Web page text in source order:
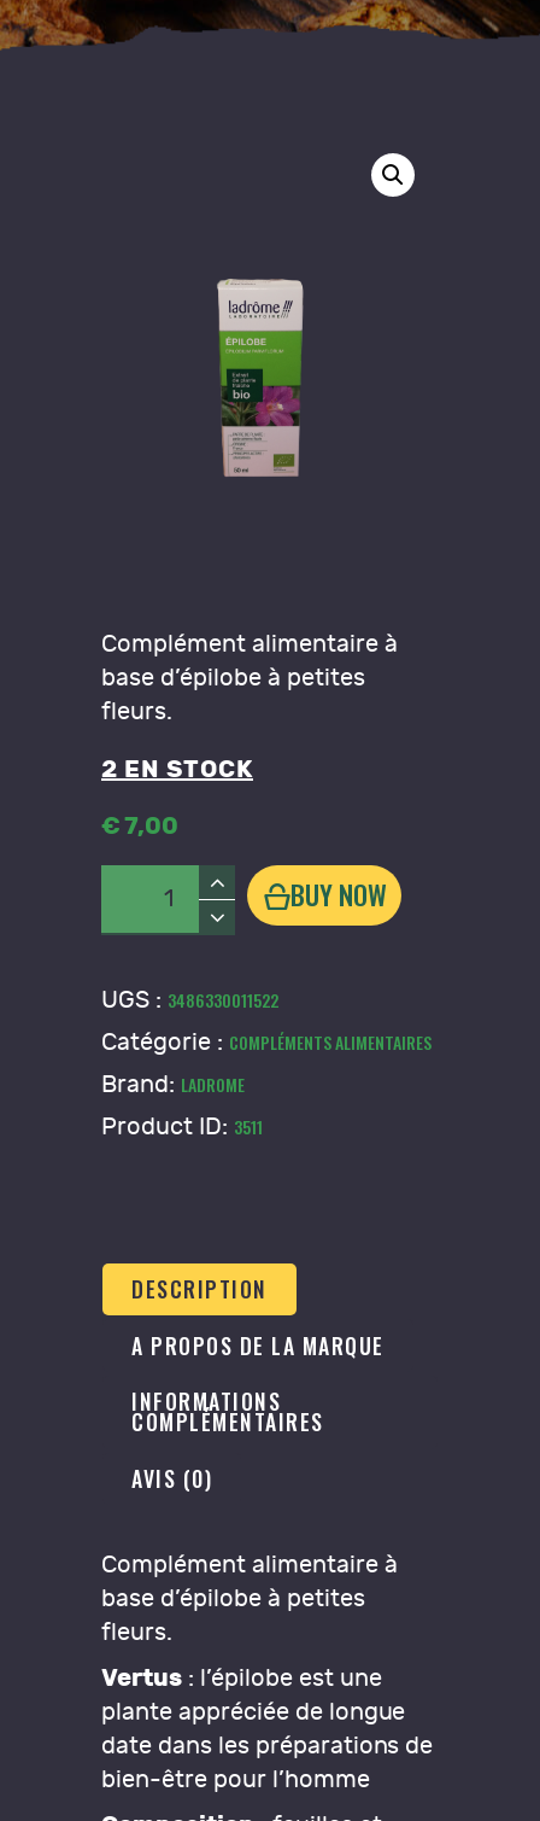
Complément alimentaire à
base d’épilobe à petites
fleurs.
2 EN STOCK
€7,00
"Epilobe-
Epilobium
Parviflorum"
bio
BUY NOW
UGS : 3486330011522
Catégorie : COMPLÉMENTS ALIMENTAIRES
Brand: LADROME
Product ID: 3511
DESCRIPTION
A PROPOS DE LA MARQUE
INFORMATIONS
COMPLÉMENTAIRES
AVIS (0)
Complément alimentaire à
base d’épilobe à petites
fleurs.
Vertus: l’épilobe est une
plante appréciée de longue
date dans les préparations de
bien-être pour l’homme